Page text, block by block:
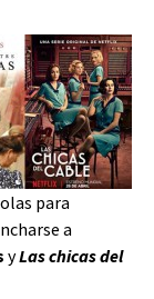
para
a
yLas chicas del